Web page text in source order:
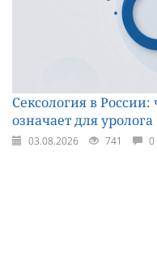
Сексология в
означает для уролога
03.08.2026 741 0